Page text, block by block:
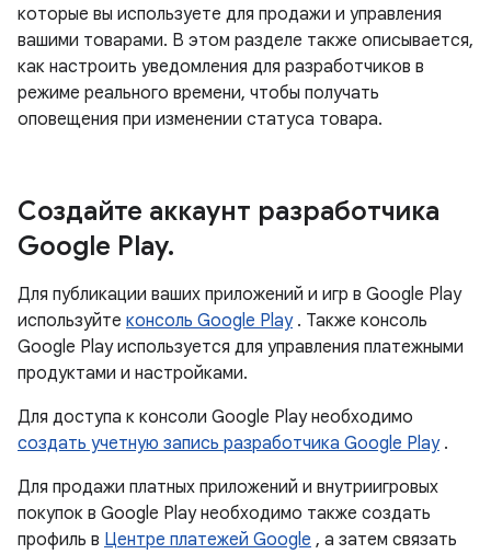
которые вы используете для продажи и управления
вашими товарами. В этом разделе также описывается,
как настроить уведомления для разработчиков в
режиме реального времени, чтобы получать
оповещения при изменении статуса товара.
Создайте аккаунт разработчика
Google Play.
Для публикации ваших приложений и игр в Google Play
используйте консоль Google Play. Также консоль
Google Play используется для управления платежными
продуктами и настройками.
Для доступа к консоли Google Play необходимо
создать учетную запись разработчика Google Play.
Для продажи платных приложений и внутриигровых
покупок в Google Play необходимо также создать
профиль в Центре платежей Google , а затем связать